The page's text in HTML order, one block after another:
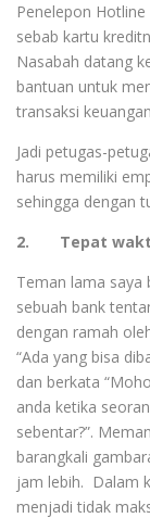
Penelepon
sebab kartu
Nasabah datang
bantuan untuk
transaksi
Jadi petugas-
harus memiliki
sehingga dengan
2. Tepat
Teman lama saya
sebuah bank
dengan ramah
“Ada yang bisa
dan berkata
anda ketika
sebentar?”.
barangkali
jam lebih. Dalam
menjadi tidak